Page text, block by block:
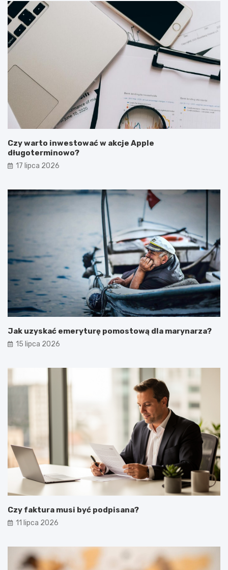
Czy warto inwestować w akcje Apple
długoterminowo?
17 lipca 2026
Jak uzyskać emeryturę pomostową dla marynarza?
15 lipca 2026
Czy faktura musi być podpisana?
11 lipca 2026